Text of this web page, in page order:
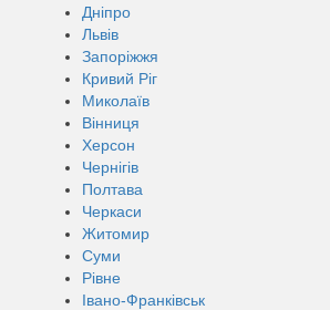
Дніпро
Львів
Запоріжжя
Кривий Ріг
Миколаїв
Вінниця
Херсон
Чернігів
Полтава
Черкаси
Житомир
Суми
Рівне
Івано-Франківськ